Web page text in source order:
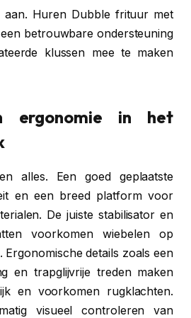
Huren Dubble frituur met
betrouwbare ondersteuning
klussen mee te maken
ergonomie in het
alles. Een goed geplaatste
en een breed platform voor
De juiste stabilisator en
voorkomen wiebelen op
details zoals een
en trapglijvrije treden maken
en voorkomen rugklachten.
visueel controleren van